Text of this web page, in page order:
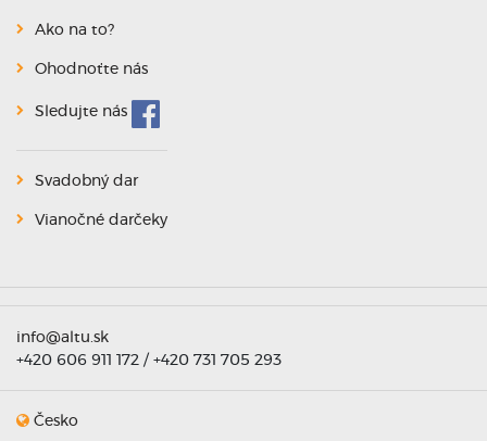
Ako na to?
Ohodnoťte nás
Sledujte nás
Svadobný dar
Vianočné darčeky
info@altu.sk
+420 606 911 172 / +420 731 705 293
Česko